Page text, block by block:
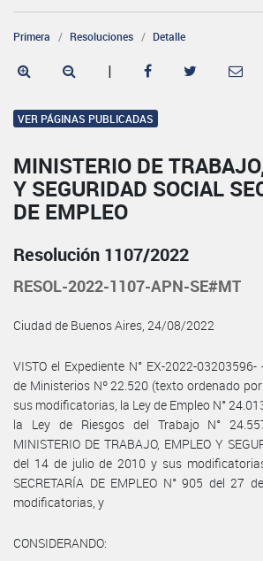
Primera Resoluciones Detalle
|
VER PÁGINAS PUBLICADAS
MINISTERIO DE
Y SEGURIDAD SOCIAL
DE EMPLEO
Resolución 1107/2022
RESOL-2022-1107-APN-SE#MT
Ciudad de Buenos Aires, 24/08/2022
VISTO el Expediente N° EX-2022-03203596-
de Ministerios Nº 22.520 (texto ordenado
sus modificatorias, la Ley de Empleo N°
la Ley de Riesgos del Trabajo N°
MINISTERIO DE TRABAJO, EMPLEO Y
del 14 de julio de 2010 y sus
SECRETARÍA DE EMPLEO N° 905 del 27
modificatorias, y
CONSIDERANDO: